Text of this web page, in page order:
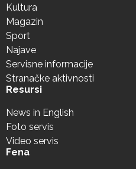
Kultura
Magazin
Sport
Najave
Servisne informacije
Stranačke aktivnosti
Resursi
News in English
Foto servis
Video servis
Fena